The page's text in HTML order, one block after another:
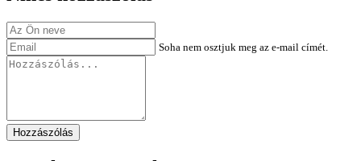
Soha nem osztjuk meg az e-mail címét.
Hozzászólás